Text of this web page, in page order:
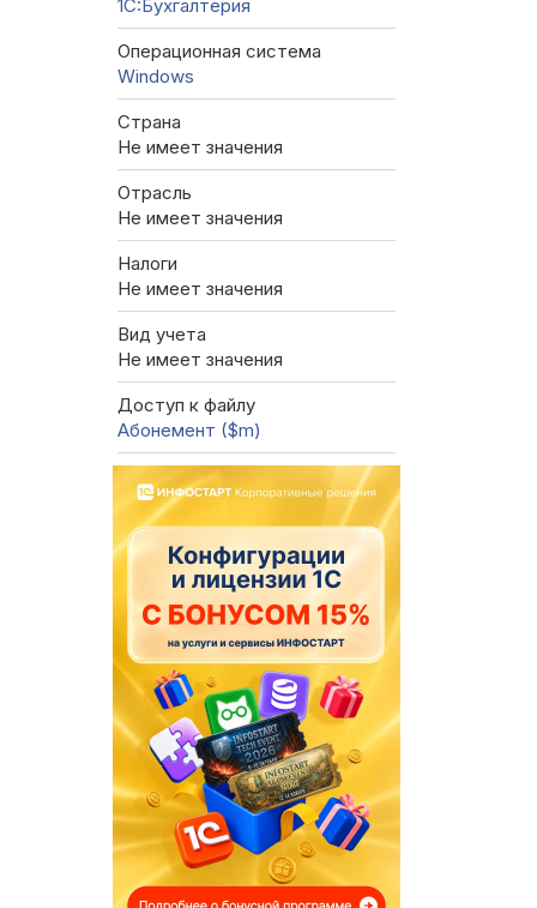
1C:Бухгалтерия
Операционная система
Windows
Страна
Не имеет значения
Отрасль
Не имеет значения
Налоги
Не имеет значения
Вид учета
Не имеет значения
Доступ к файлу
Абонемент ($m)